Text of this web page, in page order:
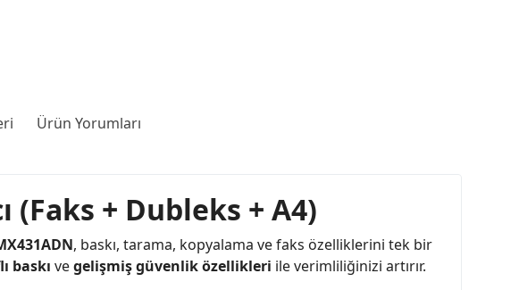
Ürün Yorumları
(Faks + Dubleks + A4)
, baskı, tarama, kopyalama ve faks özelliklerini tek bir
baskı vegelişmiş güvenlik özellikleri ile verimliliğinizi artırır.